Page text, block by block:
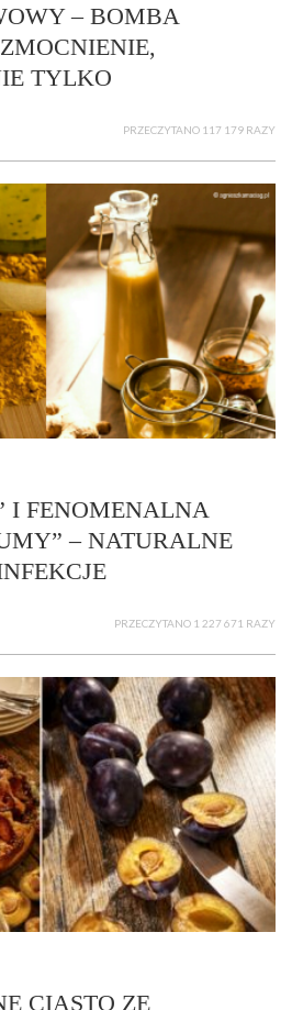
– BOMBA
TYLKO
PRZECZYTANO 117 179 RAZY
I FENOMENALNA
– NATURALNE
PRZECZYTANO 1 227 671 RAZY
CIASTO ZE